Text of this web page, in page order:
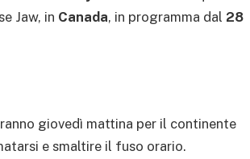
Jaw, in Canada, in programma dal 28
giovedì mattina per il continente
e smaltire il fuso orario.